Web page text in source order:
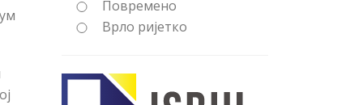
Повремено
Врло ријетко